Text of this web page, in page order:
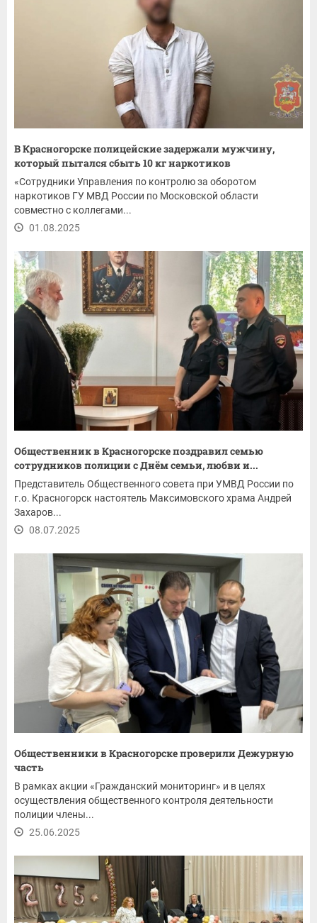
В Красногорске полицейские задержали мужчину,
который пытался сбыть 10 кг наркотиков
«Сотрудники Управления по контролю за оборотом
наркотиков ГУ МВД России по Московской области
совместно с коллегами...
01.08.2025
Общественник в Красногорске поздравил семью
сотрудников полиции с Днём семьи, любви и...
Представитель Общественного совета при УМВД России по
г.о. Красногорск настоятель Максимовского храма Андрей
Захаров...
08.07.2025
Общественники в Красногорске проверили Дежурную
часть
В рамках акции «Гражданский мониторинг» и в целях
осуществления общественного контроля деятельности
полиции члены...
25.06.2025